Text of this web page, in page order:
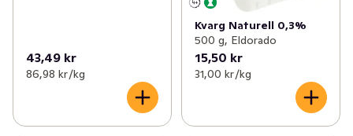
43,49 kr
86,98 kr /kg
Kvarg Naturell 0,3%
500 g, Eldorado
15,50 kr
31,00 kr /kg